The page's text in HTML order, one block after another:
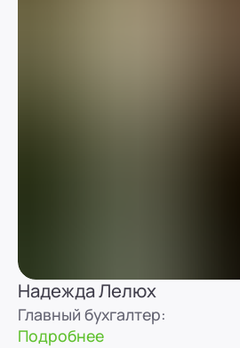
Надежда Лелюх
Главный бухгалтер:
Подробнее